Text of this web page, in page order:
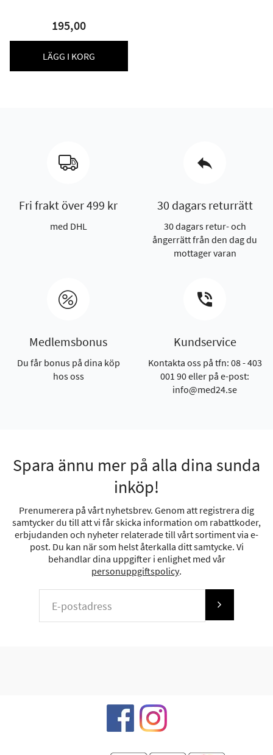
195,00
LÄGG I KORG
Fri frakt över 499 kr
med DHL
30 dagars returrätt
30 dagars retur- och
ångerrätt från den dag du
mottager varan
Medlemsbonus
Du får bonus på dina köp
hos oss
Kundservice
Kontakta oss på tfn: 08 - 403
001 90 eller på e-post:
info@med24.se
Spara ännu mer på alla dina sunda
inköp!
Prenumerera på vårt nyhetsbrev. Genom att registrera dig
samtycker du till att vi får skicka information om rabattkoder,
erbjudanden och nyheter relaterade till vårt sortiment via e-
post. Du kan när som helst återkalla ditt samtycke. Vi
behandlar dina uppgifter i enlighet med vår
personuppgiftspolicy.